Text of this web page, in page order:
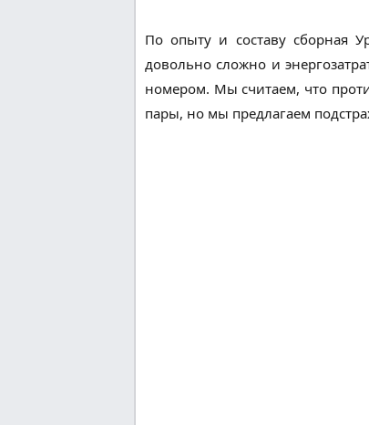
По опыту и составу сборная
довольно сложно и
номером. Мы считаем, что
пары, но мы предлагаем